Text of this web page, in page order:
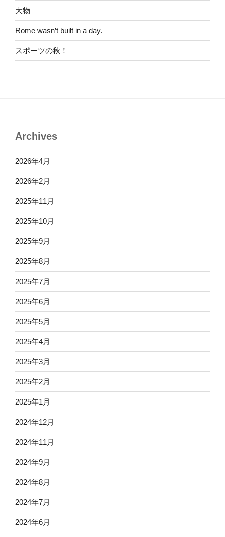
大物
Rome wasn’t built in a day.
スポーツの秋！
Archives
2026年4月
2026年2月
2025年11月
2025年10月
2025年9月
2025年8月
2025年7月
2025年6月
2025年5月
2025年4月
2025年3月
2025年2月
2025年1月
2024年12月
2024年11月
2024年9月
2024年8月
2024年7月
2024年6月